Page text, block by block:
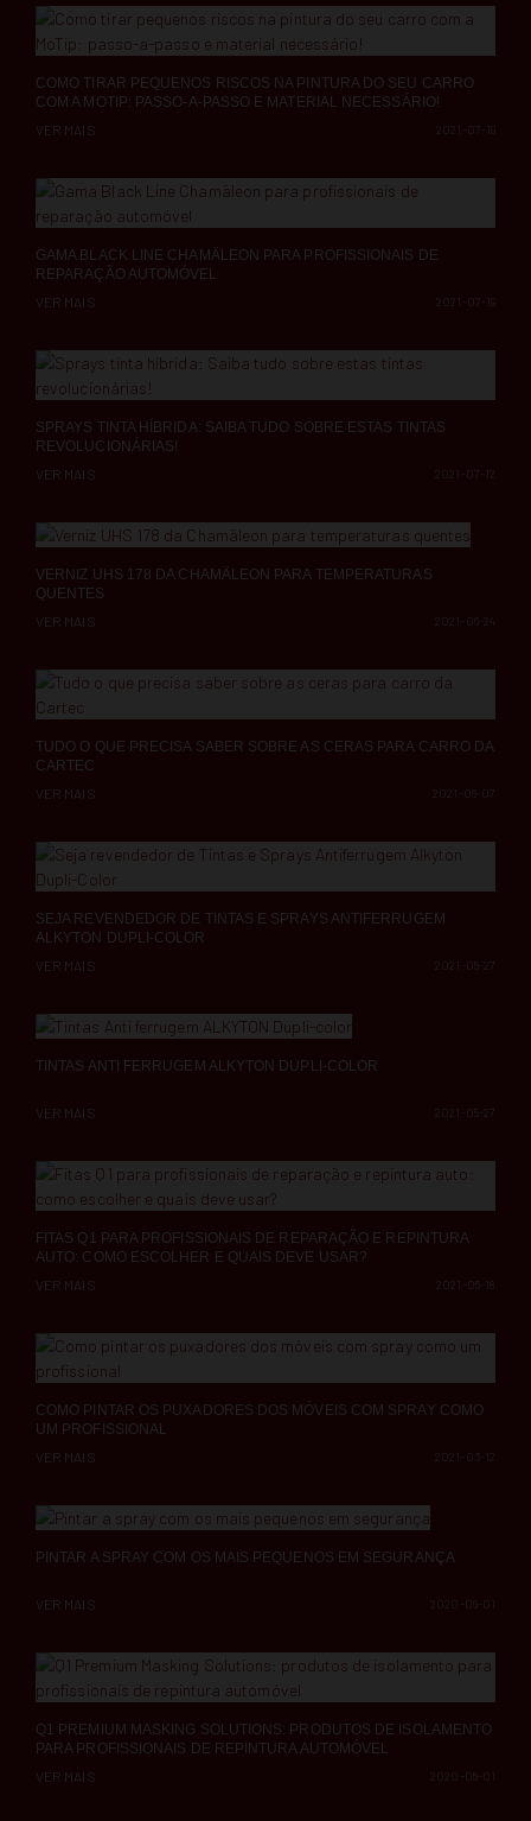
COMO TIRAR PEQUENOS RISCOS NA PINTURA DO SEU CARRO
COM A MOTIP: PASSO-A-PASSO E MATERIAL NECESSÁRIO!
2021-07-19
VER MAIS
GAMA BLACK LINE CHAMÄLEON PARA PROFISSIONAIS DE
REPARAÇÃO AUTOMÓVEL
2021-07-19
VER MAIS
SPRAYS TINTA HÍBRIDA: SAIBA TUDO SOBRE ESTAS TINTAS
REVOLUCIONÁRIAS!
2021-07-12
VER MAIS
VERNIZ UHS 178 DA CHAMÄLEON PARA TEMPERATURAS
QUENTES
2021-06-24
VER MAIS
TUDO O QUE PRECISA SABER SOBRE AS CERAS PARA CARRO DA
CARTEC
2021-06-07
VER MAIS
SEJA REVENDEDOR DE TINTAS E SPRAYS ANTIFERRUGEM
ALKYTON DUPLI-COLOR
2021-05-27
VER MAIS
TINTAS ANTI FERRUGEM ALKYTON DUPLI-COLOR
2021-05-27
VER MAIS
FITAS Q1 PARA PROFISSIONAIS DE REPARAÇÃO E REPINTURA
AUTO: COMO ESCOLHER E QUAIS DEVE USAR?
2021-05-18
VER MAIS
COMO PINTAR OS PUXADORES DOS MÓVEIS COM SPRAY COMO
UM PROFISSIONAL
VER MAIS
PINTAR A SPRAY COM OS MAIS PEQUENOS EM SEGURANÇA
VER MAIS
Q1 PREMIUM MASKING SOLUTIONS: PRODUTOS DE ISOLAMENTO
PARA PROFISSIONAIS DE REPINTURA AUTOMÓVEL
VER MAIS